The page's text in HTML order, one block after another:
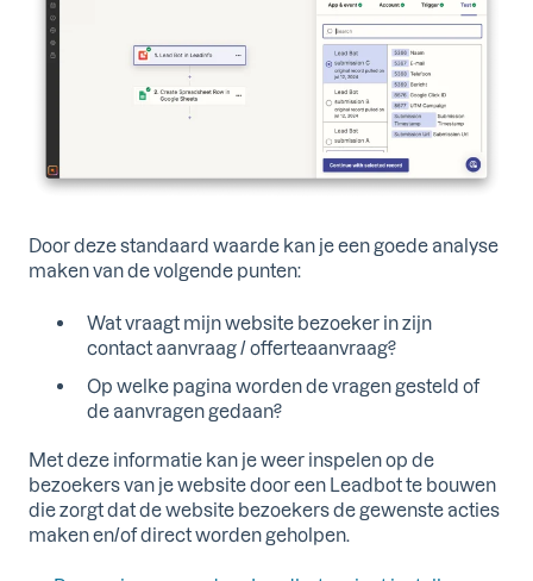
Door deze standaard waarde kan je een goede analyse
maken van de volgende punten:
Wat vraagt mijn website bezoeker in zijn
contact aanvraag / offerteaanvraag?
Op welke pagina worden de vragen gesteld of
de aanvragen gedaan?
Met deze informatie kan je weer inspelen op de
bezoekers van je website door een Leadbot te bouwen
die zorgt dat de website bezoekers de gewenste acties
maken en/of direct worden geholpen.